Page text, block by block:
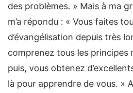
des problèmes. » Mais à ma
m’a répondu : « Vous faites
d’évangélisation depuis très
comprenez tous les principes
puis, vous obtenez
là pour apprendre de vous. »